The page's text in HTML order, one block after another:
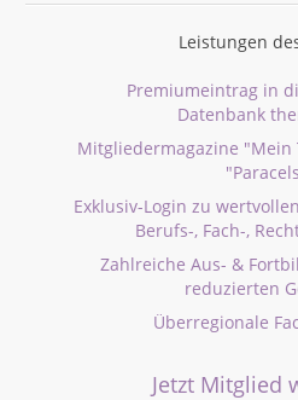
Leistungen
Premiumeintrag in
Datenbank
Mitgliedermagazine
Exklusiv-Login zu
Berufs-, Fach-,
Zahlreiche Aus- &
reduzierten
Überregionale
Jetzt Mitglied